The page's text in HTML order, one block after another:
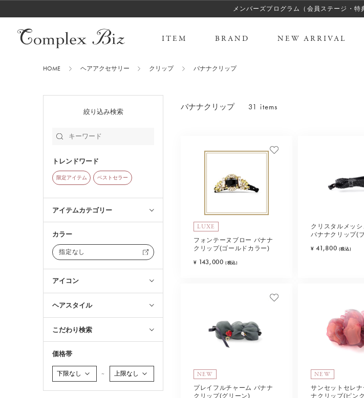
メンバーズプログラム（会員ステージ・特
ITEM BRAND NEW ARRIVAL
HOME ヘアアクセサリー クリップ バナナクリップ
絞り込み検索
トレンドワード
限定アイテム ベストセラー
アイテムカテゴリー
カラー
指定なし
アイコン
ヘアスタイル
こだわり検索
価格帯
～
バナナクリップ 31 items
LUXE
フォンテーヌブロー バナナ
クリップ(ゴールドカラー)
¥ 143,000 (税込)
クリスタルメッシ
バナナクリップ(
¥ 41,800 (税込)
NEW
プレイフルチャーム バナナ
クリップ(グリーン)
NEW
サンセットセレナ
ナクリップ(ピン